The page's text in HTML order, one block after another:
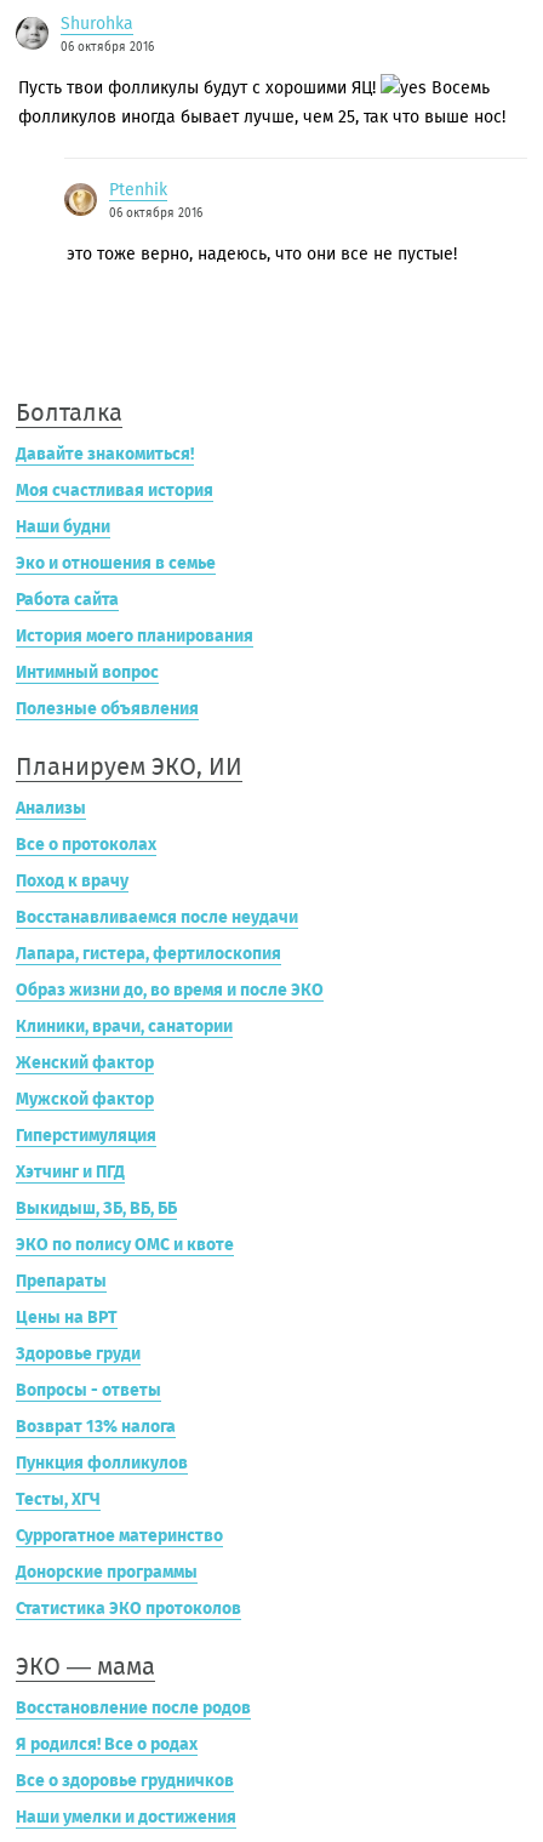
Shurohka
06 октября 2016
Пусть твои фолликулы будут с хорошими ЯЦ!
Восемь
фолликулов иногда бывает лучше, чем 25, так что выше нос!
Ptenhik
06 октября 2016
это тоже верно, надеюсь, что они все не пустые!
Болталка
Давайте знакомиться!
Моя счастливая история
Наши будни
Эко и отношения в семье
Работа сайта
История моего планирования
Интимный вопрос
Полезные объявления
Планируем ЭКО, ИИ
Анализы
Все о протоколах
Поход к врачу
Восстанавливаемся после неудачи
Лапара, гистера, фертилоскопия
Образ жизни до, во время и после ЭКО
Клиники, врачи, санатории
Женский фактор
Мужской фактор
Гиперстимуляция
Хэтчинг и ПГД
Выкидыш, ЗБ, ВБ, ББ
ЭКО по полису ОМС и квоте
Препараты
Цены на ВРТ
Здоровье груди
Вопросы - ответы
Возврат 13% налога
Пункция фолликулов
Тесты, ХГЧ
Суррогатное материнство
Донорские программы
Статистика ЭКО протоколов
ЭКО — мама
Восстановление после родов
Я родился! Все о родах
Все о здоровье грудничков
Наши умелки и достижения